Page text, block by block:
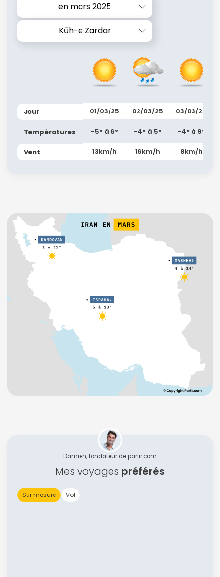
en mars 2025
Kūh-e Zardar
Jour
Températures
Vent
01/03/25
-5° à 6°
13km/h
02/03/25
-4° à 5°
16km/h
03/03/25
-4° à 9°
8km/h
Damien, fondateur de partir.com
Mes voyages préférés
Sur mesure Vol